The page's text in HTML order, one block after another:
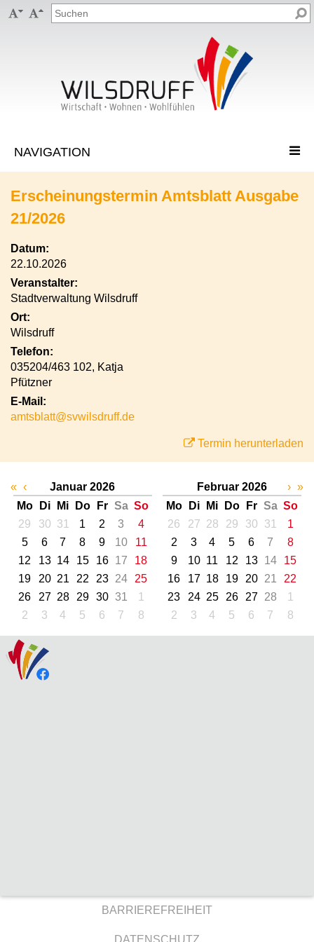
 
Erscheinungstermin Amtsblatt Ausgabe
21/2026
Datum:
22.10.2026
Veranstalter:
Stadtverwaltung Wilsdruff
Ort:
Wilsdruff
Telefon:
035204/463 102, Katja
Pfützner
E-Mail:
amtsblatt@svwilsdruff.de
Termin herunterladen
« ‹
Januar 2026
Mo
Di Mi Do Fr Sa So
29
30 31 1 2 3
4
5
6 7 8 9 10
11
12
13 14 15 16 17
18
19
20 21 22 23 24
25
26
27 28 29 30 31
1
2
3 4 5 6 7 8
Februar 2026
Mo
Di Mi Do Fr Sa So
26
27 28 29 30 31
1
2
3 4 5 6 7
8
9
10 11 12 13 14
15
16
17 18 19 20 21
22
23
24 25 26 27 28
1
2
3 4 5 6 7 8
› »
BARRIEREFREIHEIT
DATENSCHUTZ